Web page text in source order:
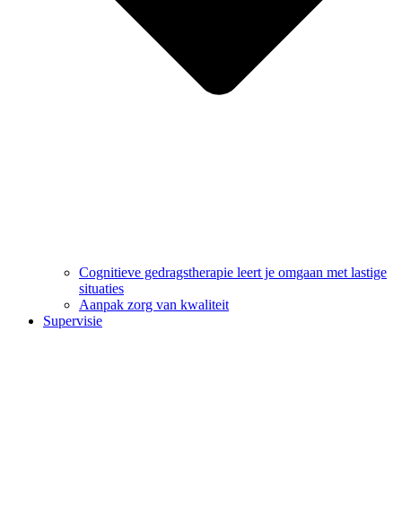
Cognitieve gedragstherapie leert je omgaan met lastige
situaties
Aanpak zorg van kwaliteit
Supervisie